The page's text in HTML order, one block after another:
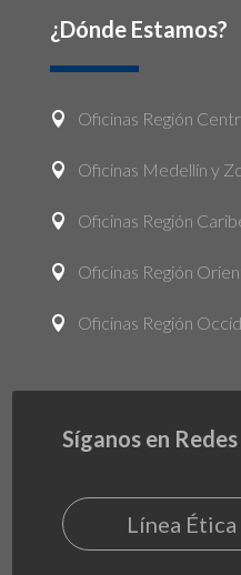
¿Dónde Estamos?
 Oficinas Región
 Oficinas Medellín y
 Oficinas Región
 Oficinas Región
 Oficinas Región
Síganos en
Línea Ética